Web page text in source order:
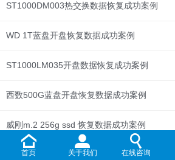
ST1000DM003热交换数据恢复成功案例
WD 1T蓝盘开盘恢复数据成功案例
ST1000LM035开盘数据恢复成功案例
西数500G蓝盘开盘恢复数据成功案例
威刚m.2 256g ssd 恢复数据成功案例
WD Elements 1T开盘恢复数据成功案例
首页 关于我们 在线咨询